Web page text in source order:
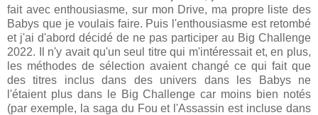
fait avec enthousiasme, sur mon Drive, ma propre liste des
Babys que je voulais faire. Puis l'enthousiasme est retombé
et j'ai d'abord décidé de ne pas participer au Big Challenge
2022. Il n'y avait qu'un seul titre qui m'intéressait et, en plus,
les méthodes de sélection avaient changé ce qui fait que
des titres inclus dans des univers dans les Babys ne
l'étaient plus dans le Big Challenge car moins bien notés
(par exemple, la saga du Fou et l'Assassin est incluse dans